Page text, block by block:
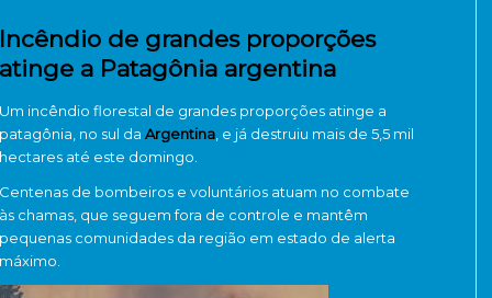
Incêndio de grandes proporções
atinge a Patagônia argentina
Um incêndio florestal de grandes proporções atinge a
patagônia, no sul da Argentina , e já destruiu mais de 5,5 mil
hectares até este domingo.
Centenas de bombeiros e voluntários atuam no combate
às chamas, que seguem fora de controle e mantêm
pequenas comunidades da região em estado de alerta
máximo.